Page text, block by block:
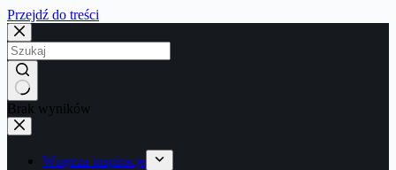
Przejdź do treści
Brak wyników
Wnętrza inspiracje